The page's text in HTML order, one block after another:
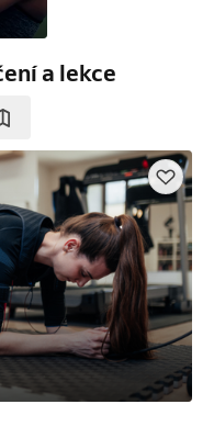
a lekce